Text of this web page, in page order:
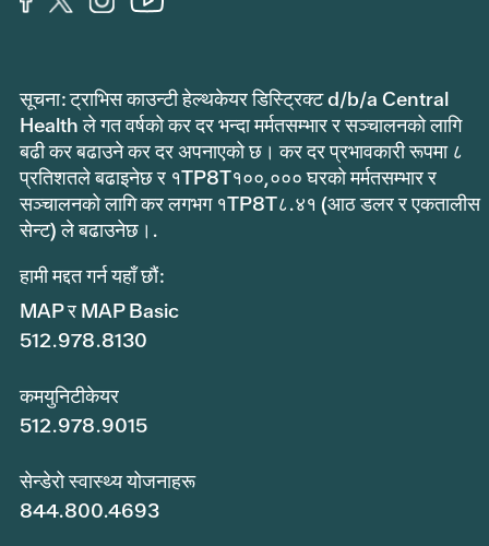
सूचना: ट्राभिस काउन्टी हेल्थकेयर डिस्ट्रिक्ट d/b/a Central
Health ले गत वर्षको कर दर भन्दा मर्मतसम्भार र सञ्चालनको लागि
बढी कर बढाउने कर दर अपनाएको छ। कर दर प्रभावकारी रूपमा ८
प्रतिशतले बढाइनेछ र १TP8T१००,००० घरको मर्मतसम्भार र
सञ्चालनको लागि कर लगभग १TP8T८.४१ (आठ डलर र एकतालीस
सेन्ट) ले बढाउनेछ।.
हामी मद्दत गर्न यहाँ छौं:
MAP र MAP Basic
512.978.8130
कमयुनिटीकेयर
512.978.9015
सेन्डेरो स्वास्थ्य योजनाहरू
844.800.4693